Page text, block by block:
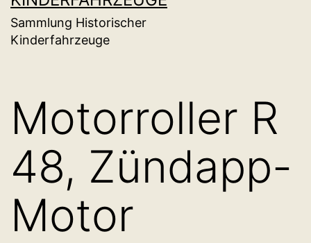
Sammlung Historischer
Kinderfahrzeuge
Motorroller R
48, Zündapp-
Motor